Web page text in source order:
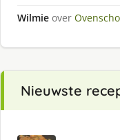
Wilmie over
Nieuwste